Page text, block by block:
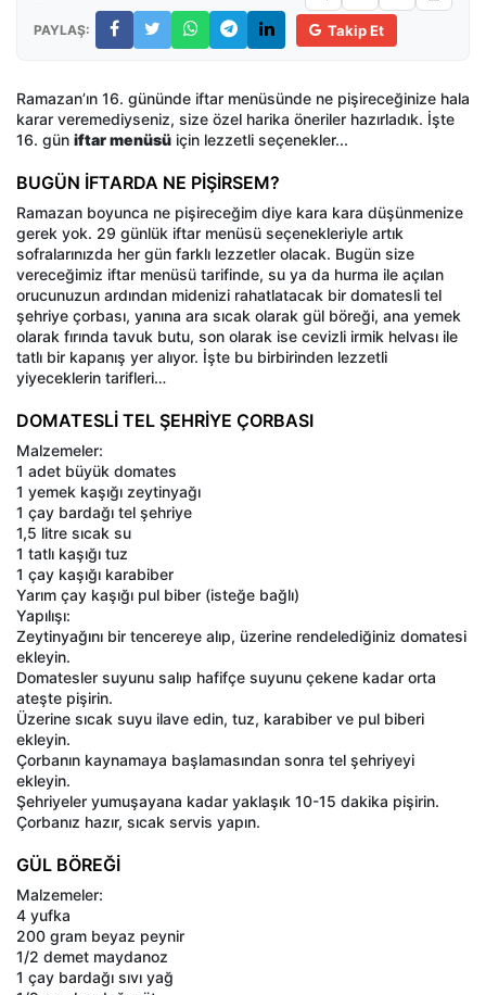
PAYLAŞ: Takip Et
Ramazan’ın 16. gününde iftar menüsünde ne pişireceğinize hala
karar veremediyseniz, size özel harika öneriler hazırladık. İşte
16. gün iftar menüsü için lezzetli seçenekler...
BUGÜN İFTARDA NE PİŞİRSEM?
Ramazan boyunca ne pişireceğim diye kara kara düşünmenize
gerek yok. 29 günlük iftar menüsü seçenekleriyle artık
sofralarınızda her gün farklı lezzetler olacak. Bugün size
vereceğimiz iftar menüsü tarifinde, su ya da hurma ile açılan
orucunuzun ardından midenizi rahatlatacak bir domatesli tel
şehriye çorbası, yanına ara sıcak olarak gül böreği, ana yemek
olarak fırında tavuk butu, son olarak ise cevizli irmik helvası ile
tatlı bir kapanış yer alıyor. İşte bu birbirinden lezzetli
yiyeceklerin tarifleri…
DOMATESLİ TEL ŞEHRİYE ÇORBASI
Malzemeler:
1 adet büyük domates
1 yemek kaşığı zeytinyağı
1 çay bardağı tel şehriye
1,5 litre sıcak su
1 tatlı kaşığı tuz
1 çay kaşığı karabiber
Yarım çay kaşığı pul biber (isteğe bağlı)
Yapılışı:
Zeytinyağını bir tencereye alıp, üzerine rendelediğiniz domatesi
ekleyin.
Domatesler suyunu salıp hafifçe suyunu çekene kadar orta
ateşte pişirin.
Üzerine sıcak suyu ilave edin, tuz, karabiber ve pul biberi
ekleyin.
Çorbanın kaynamaya başlamasından sonra tel şehriyeyi
ekleyin.
Şehriyeler yumuşayana kadar yaklaşık 10-15 dakika pişirin.
Çorbanız hazır, sıcak servis yapın.
GÜL BÖREĞİ
Malzemeler:
4 yufka
200 gram beyaz peynir
1/2 demet maydanoz
1 çay bardağı sıvı yağ